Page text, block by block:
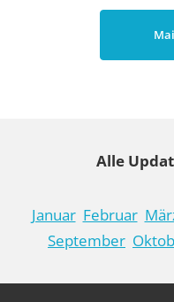
Alle
Januar Februar
September